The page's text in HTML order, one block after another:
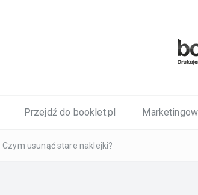
Przejdź do booklet.pl
Czym usunąć stare naklejki?